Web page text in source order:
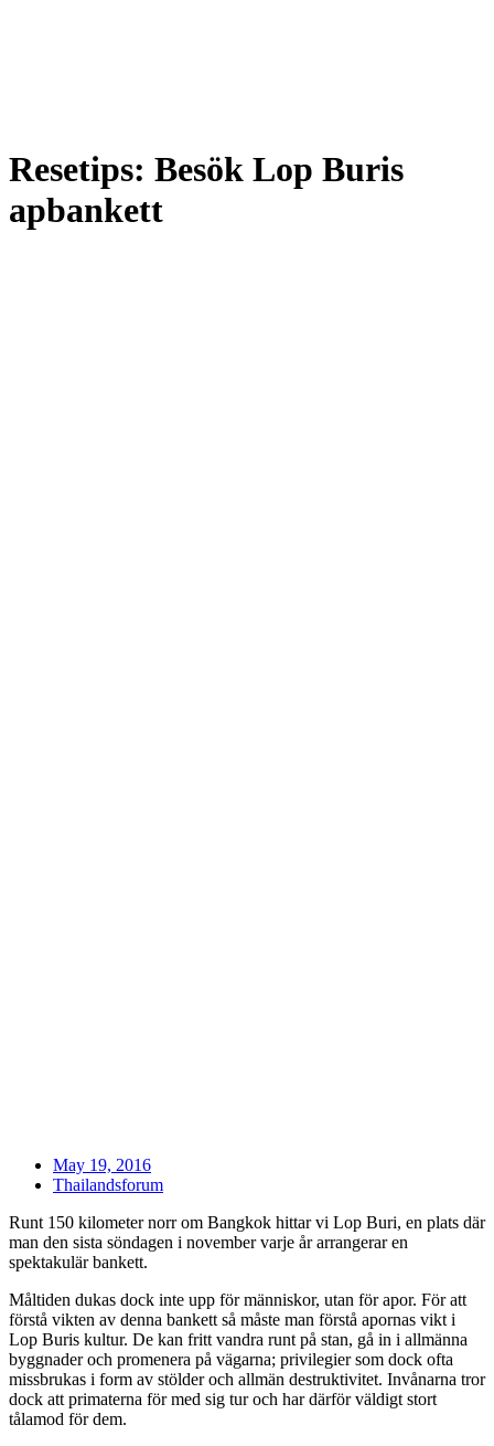
Resetips: Besök Lop Buris
apbankett
May 19, 2016
Thailandsforum
Runt 150 kilometer norr om Bangkok hittar vi Lop Buri, en plats där
man den sista söndagen i november varje år arrangerar en
spektakulär bankett.
Måltiden dukas dock inte upp för människor, utan för apor. För att
förstå vikten av denna bankett så måste man förstå apornas vikt i
Lop Buris kultur. De kan fritt vandra runt på stan, gå in i allmänna
byggnader och promenera på vägarna; privilegier som dock ofta
missbrukas i form av stölder och allmän destruktivitet. Invånarna tror
dock att primaterna för med sig tur och har därför väldigt stort
tålamod för dem.